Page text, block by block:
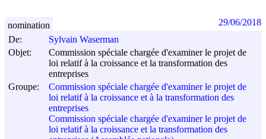
De:
Sylvain Waserman
Objet:
Commission spéciale chargée d'examiner le projet de
loi relatif à la croissance et la transformation des
entreprises
Groupe:
Commission spéciale chargée d'examiner le projet de
loi relatif à la croissance et à la transformation des
entreprises
Commission spéciale chargée d'examiner le projet de
loi relatif à la croissance et la transformation des
nomination 29/06/2018